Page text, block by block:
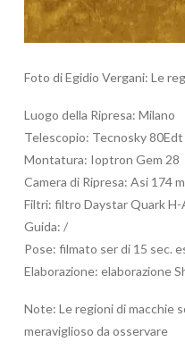
Foto di Egidio Vergani: Le
Luogo della Ripresa: Milano
Telescopio: Tecnosky 80Edt
Montatura: Ioptron Gem 28
Camera di Ripresa: Asi 174
Filtri: filtro Daystar Quark H-
Guida: /
Pose: filmato ser di 15 sec.
Elaborazione: elaborazione
Note: Le regioni di macchie
meraviglioso da osservare